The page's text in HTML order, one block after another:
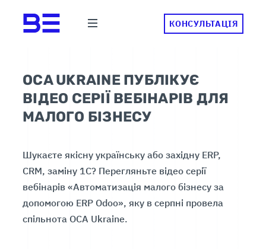
КОНСУЛЬТАЦІЯ
OCA UKRAINE ПУБЛІКУЄ
ВІДЕО СЕРІЇ ВЕБІНАРІВ ДЛЯ
МАЛОГО БІЗНЕСУ
Шукаєте якісну українську або західну ERP,
CRM, заміну 1С? Перегляньте відео серії
вебінарів «Автоматизація малого бізнесу за
допомогою ERP Odoo», яку в серпні провела
спільнота OCA Ukraine.